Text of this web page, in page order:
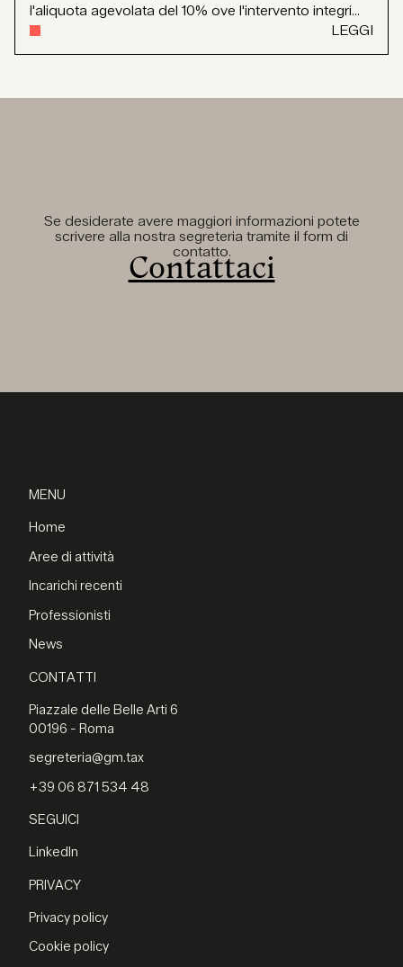
l'aliquota agevolata del 10% ove l'intervento integri...
LEGGI
Se desiderate avere maggiori informazioni potete
scrivere alla nostra segreteria tramite il form di
contatto.
Contattaci
MENU
Home
Aree di attività
Incarichi recenti
Professionisti
News
CONTATTI
Piazzale delle Belle Arti 6
00196 - Roma
segreteria@gm.tax
+39 06 871 534 48
SEGUICI
LinkedIn
PRIVACY
Privacy policy
Cookie policy